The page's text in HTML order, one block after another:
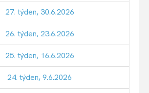
27. týden, 30.6.2026
26. týden, 23.6.2026
25. týden, 16.6.2026
24. týden, 9.6.2026